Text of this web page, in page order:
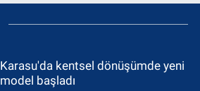
Karasu'da kentsel dönüşümde yeni
model başladı